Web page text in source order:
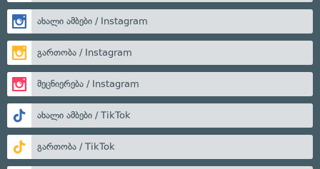
ახალი ამბები / Instagram
გართობა / Instagram
მეცნიერება / Instagram
ახალი ამბები / TikTok
გართობა / TikTok